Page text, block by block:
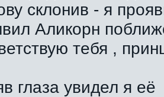
склонив - я
Аликорн
тебя ,
глаза увидел я её